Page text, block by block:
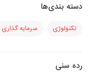
دسته بندی‌ها
تکنولوژی سرمایه گذاری
رده سنی